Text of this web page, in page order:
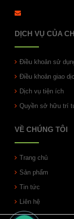
DỊCH VỤ CỦA
Điều khoản sử
Điều khoản giao
Dịch vụ tiện ích
Quyền sở hữu trí
VỀ CHÚNG TÔI
Trang chủ
Sản phẩm
Tin tức
Liên hệ